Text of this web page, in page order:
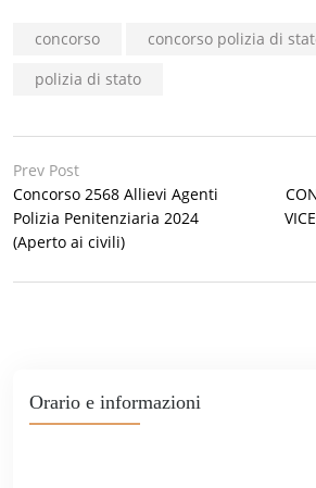
concorso
concorso polizia di
polizia di stato
Prev Post
Concorso 2568 Allievi Agenti
Polizia Penitenziaria 2024
(Aperto ai civili)
Orario e informazioni